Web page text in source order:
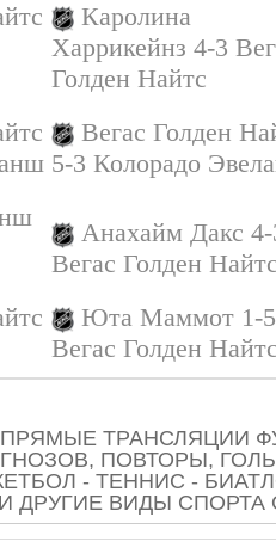
Каролина
Харрикейнз 4-3
Голден Найтс
Вегас Голден
5-3 Колорадо
Анахайм Дакс
Вегас Голден
Юта Маммот 1-5
Вегас Голден
ТРАНСЛЯЦИИ
ПОВТОРЫ,
- ТЕННИС -
И ДРУГИЕ ВИДЫ СПОРТА